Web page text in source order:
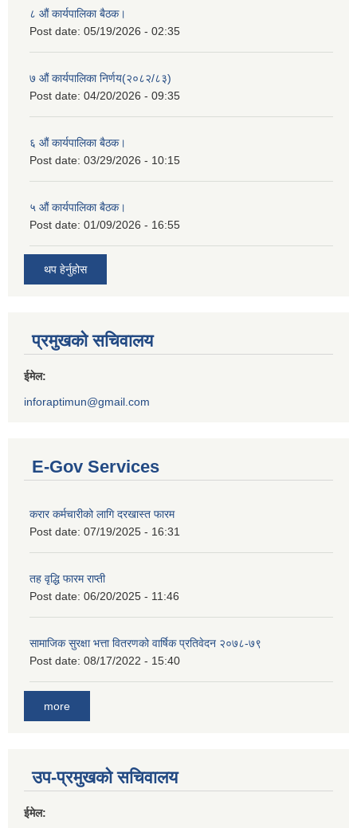
८ औं कार्यपालिका बैठक।
Post date: 05/19/2026 - 02:35
७ औं कार्यपालिका निर्णय(२०८२/८३)
Post date: 04/20/2026 - 09:35
६ औं कार्यपालिका बैठक।
Post date: 03/29/2026 - 10:15
५ औं कार्यपालिका बैठक।
Post date: 01/09/2026 - 16:55
थप हेर्नुहोस
प्रमुखको सचिवालय
ईमेल:
inforaptimun@gmail.com
E-Gov Services
करार कर्मचारीको लागि दरखास्त फारम
Post date: 07/19/2025 - 16:31
तह वृद्धि फारम राप्ती
Post date: 06/20/2025 - 11:46
सामाजिक सुरक्षा भत्ता वितरणको वार्षिक प्रतिवेदन २०७८-७९
Post date: 08/17/2022 - 15:40
more
उप-प्रमुखको सचिवालय
ईमेल: